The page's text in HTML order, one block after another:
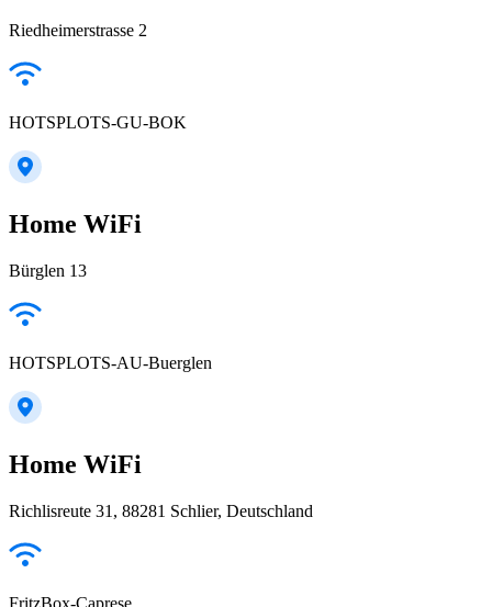
Riedheimerstrasse 2
HOTSPLOTS-GU-BOK
Home WiFi
Bürglen 13
HOTSPLOTS-AU-Buerglen
Home WiFi
Richlisreute 31, 88281 Schlier, Deutschland
FritzBox-Caprese